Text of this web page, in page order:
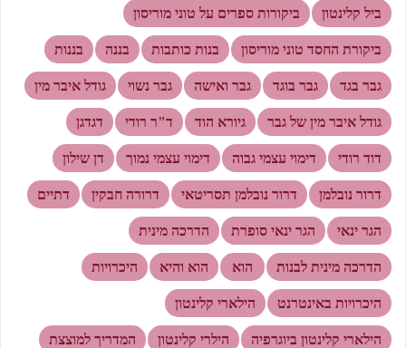
ביל קלינטון ביקורות ספרים על טוני מוריסון
ביקורת החסד טוני מוריסון בנות כותבות בננה בננות
גבר בגד גבר בוגד גבר ואישה גבר נשוי גודל איבר מין
גודל איבר מין של גבר גיורא הוד ד"ר רודי דגדגן
דוד רודי דימוי עצמי גבוה דימוי עצמי נמוך דן שילון
דרור נובלמן דרור נובלמן תסריטאי דרורה חבקין דתיים
הגר ינאי הגר ינאי סופרת הדרכה מינית
הדרכה מינית לבנות הוא הוא והיא היכרויות
היכרויות באינטרנט הילארי קלינטון
הילארי קלינטון ביוגרפיה הילרי קלינטון המדריך למוצצת